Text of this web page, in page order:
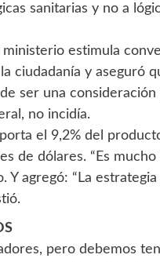
sanitarias y no a
ministerio estimula
ciudadanía y aseguró
ser una
no incidía.
el 9,2% del
de dólares. “Es
Y agregó: “La
pero debemos